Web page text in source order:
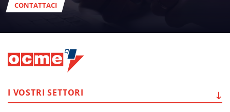
CONTATTACI
I VOSTRI SETTORI